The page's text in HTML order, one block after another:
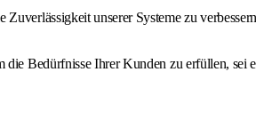
unserer Systeme zu
Bedürfnisse Ihrer Kunden zu erfüllen, sei